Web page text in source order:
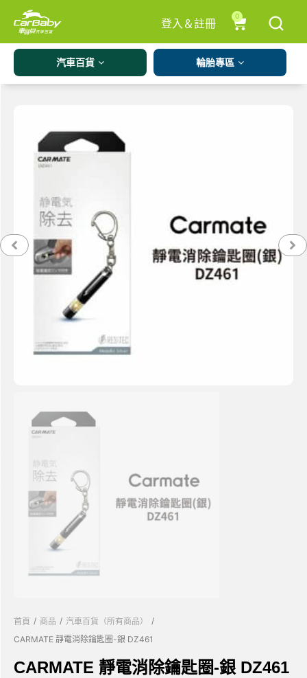
登入＆註冊
0
汽車百貨 輪胎專區
首頁 / 商品 / 汽車百貨（所有商品）
/
CARMATE 靜電消除鑰匙圈-銀 DZ461
CARMATE 靜電消除鑰匙圈-銀 DZ461